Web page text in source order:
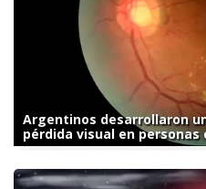
Argentinos desarrollaron
pérdida visual en personas